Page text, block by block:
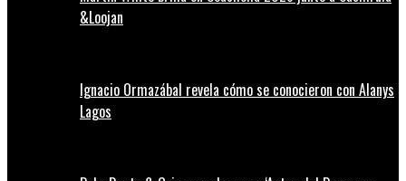
&Loojan
Ignacio Ormazábal revela cómo se conocieron con Alanys
Lagos